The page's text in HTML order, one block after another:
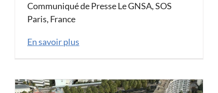
Communiqué de Presse Le GNSA, SOS
Paris, France
En savoir plus